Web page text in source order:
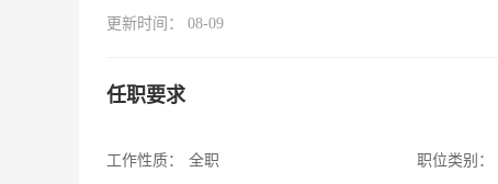
更新时间： 08-09
任职要求
工作性质：
全职
职位类别：